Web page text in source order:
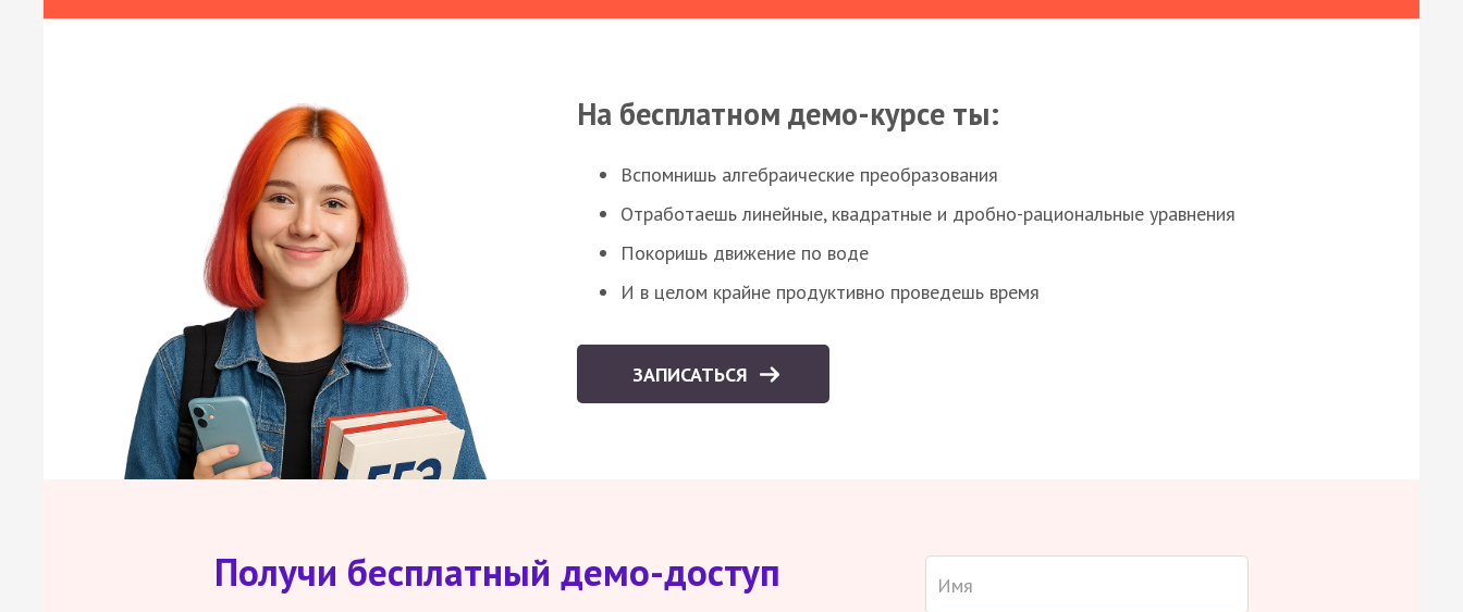
На бесплатном демо-курсе ты:
Вспомнишь алгебраические преобразования
Отработаешь линейные, квадратные и дробно-рациональные уравнения
Покоришь движение по воде
И в целом крайне продуктивно проведешь время
ЗАПИСАТЬСЯ
Получи бесплатный демо-доступ